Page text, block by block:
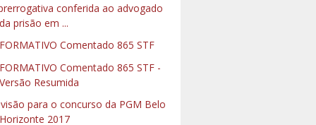
conferida ao advogado
da prisão em ...
Comentado 865 STF
Comentado 865 STF -
Versão Resumida
para o concurso da PGM Belo
Horizonte 2017